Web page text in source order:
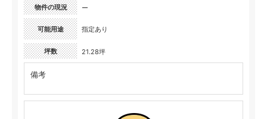
物件の現況 ー
可能用途 指定あり
坪数 21.28坪
備考